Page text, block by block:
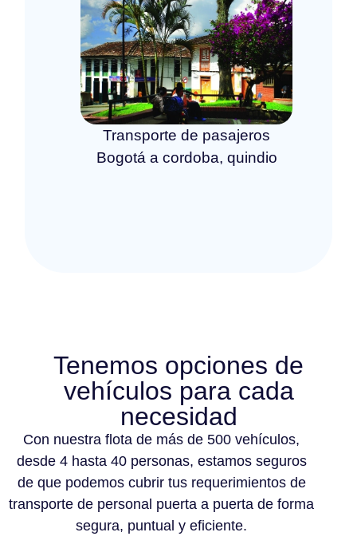
Transporte de pasajeros
Bogotá a cordoba, quindio
Tenemos opciones de
vehículos para cada
necesidad
Con nuestra flota de más de 500 vehículos,
desde 4 hasta 40 personas, estamos seguros
de que podemos cubrir tus requerimientos de
transporte de personal puerta a puerta de forma
segura, puntual y eficiente.